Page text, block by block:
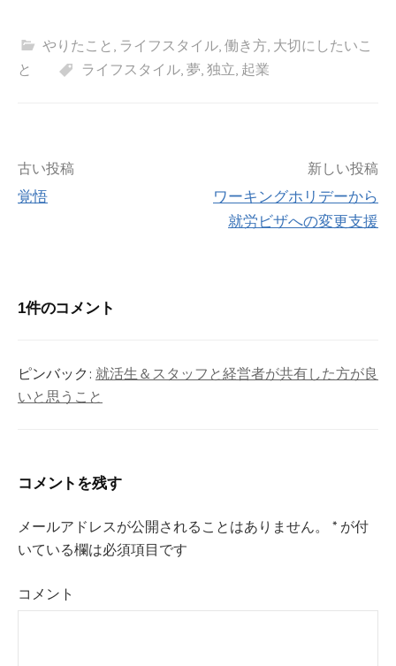
b
o
itt
er
e
やりたこと ライフスタイル 働き方 大切にしたいこ
と
ライフスタイル 夢 独立 起業
投
稿
ゲ
シ
ョ
古い投稿
覚悟
新しい投稿
ワーキングホリデーから
就労ビザへの変更支援
1件のコメント
ピンバック: 就活生＆スタッフと経営者が共有した方が良
いと思うこと
コメントを残す
メールアドレスが公開されることはありません。 * が付
いている欄は必須項目です
コメント